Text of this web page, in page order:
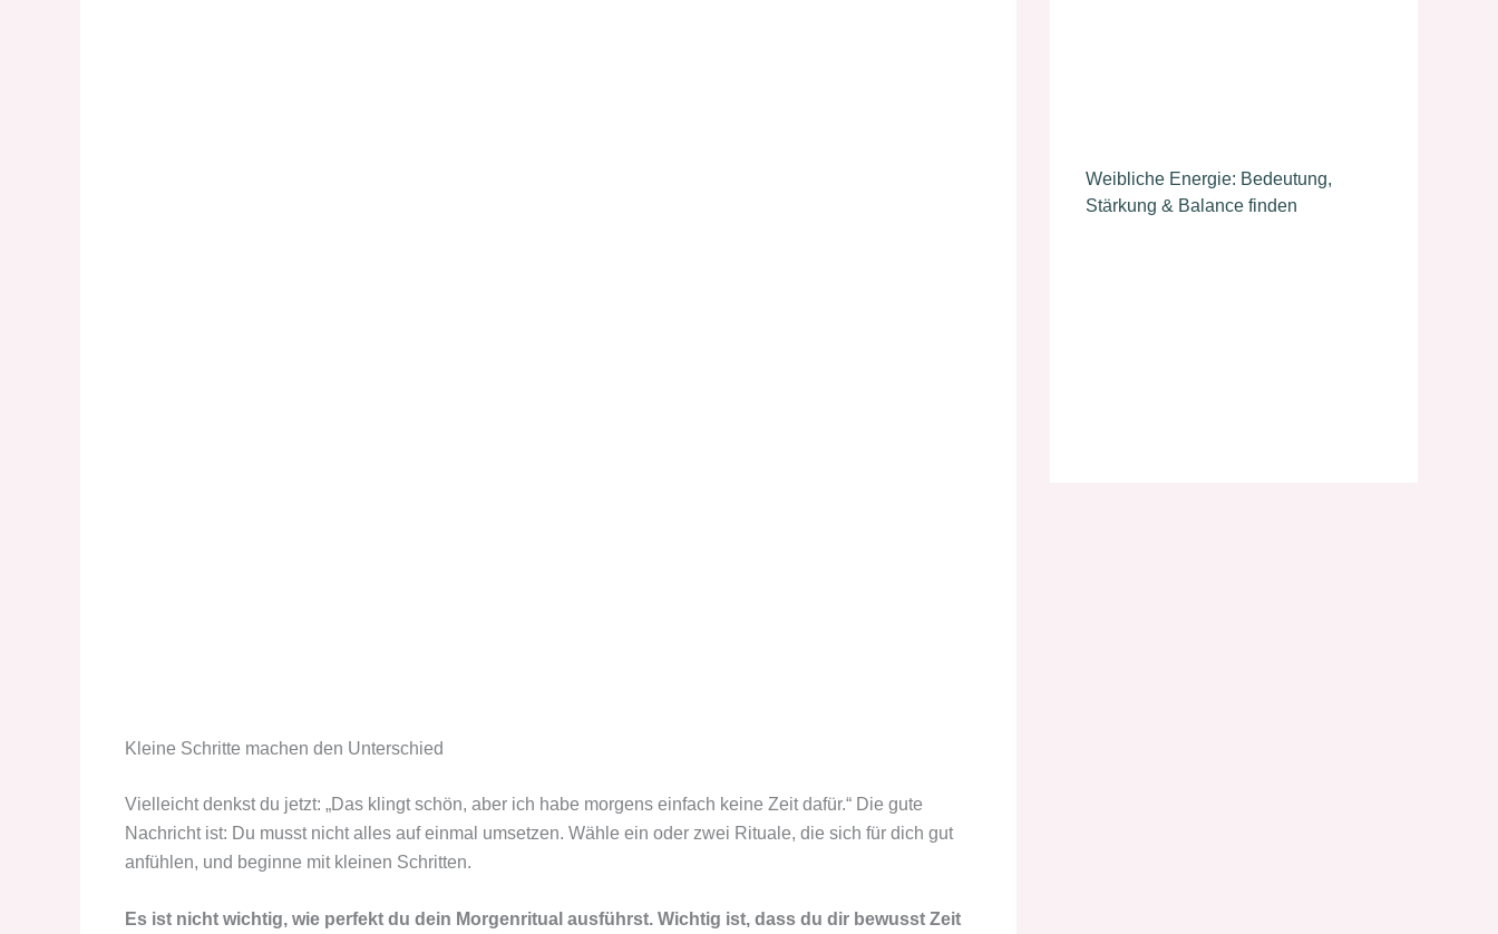
Kleine Schritte machen den Unterschied
Vielleicht denkst du jetzt: „Das klingt schön, aber ich habe morgens einfach keine Zeit dafür.“ Die gute
Nachricht ist: Du musst nicht alles auf einmal umsetzen. Wähle ein oder zwei Rituale, die sich für dich gut
anfühlen, und beginne mit kleinen Schritten.
Es ist nicht wichtig, wie perfekt du dein Morgenritual ausführst. Wichtig ist, dass du dir bewusst Zeit
Weibliche Energie: Bedeutung,
Stärkung & Balance finden